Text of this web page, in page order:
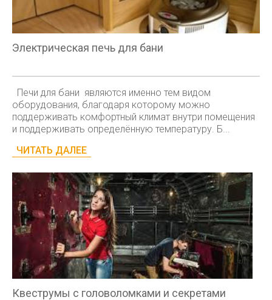
Электрическая печь для бани
Печи для бани являются именно тем видом
оборудования, благодаря которому можно
поддерживать комфортный климат внутри помещения
и поддерживать определённую температуру. Б...
ЧИТАТЬ ДАЛЕЕ
Квеструмы с головоломками и секретами